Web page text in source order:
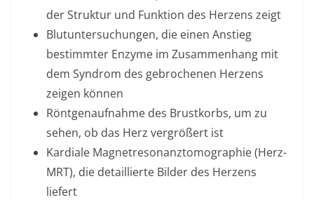
der Struktur und Funktion des Herzens zeigt
Blutuntersuchungen, die einen Anstieg
bestimmter Enzyme im Zusammenhang mit
dem Syndrom des gebrochenen Herzens
zeigen können
Röntgenaufnahme des Brustkorbs, um zu
sehen, ob das Herz vergrößert ist
Kardiale Magnetresonanztomographie (Herz-
MRT), die detaillierte Bilder des Herzens
liefert